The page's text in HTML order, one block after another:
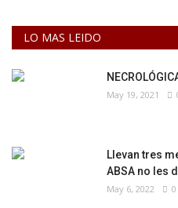
LO MAS LEIDO
May 19, 2021
Llevan tres
ABSA no les
May 6, 2022 0